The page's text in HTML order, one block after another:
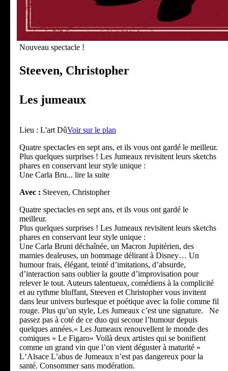
Nouveau spectacle !
Steeven, Christopher
Les jumeaux
Lieu : L'art DûVoir sur le plan
Quatre spectacles en sept ans, et ils vous ont gardé le meilleur.
Plus quelques surprises ! Les Jumeaux revisitent leurs sketchs
phares en conservant leur style unique :
Une Carla Bru... lire la suite
Avec : Steeven, Christopher
Quatre spectacles en sept ans, et ils vous ont gardé le
meilleur.
Plus quelques surprises ! Les Jumeaux revisitent leurs sketchs
phares en conservant leur style unique :
Une Carla Bruni déchaînée, un Macron Jupitérien, des
mamies dealeuses, un hommage délirant à Disney… Un
humour frais, élégant, teinté d’imitations, d’absurde,
d’interaction sans oublier la goutte d’improvisation pour
relever le tout. Auteurs talentueux, comédiens à la complicité
et au rythme bluffant, Steeven et Christopher vous invitent
dans leur univers burlesque et poétique avec la folie comme fil
rouge. Plus qu’un style, Les Jumeaux c’est une signature. Ne
passez pas à coté de ce duo qui secoue l’humour depuis
quelques années.« Les Jumeaux renouvellent le monde des
comiques » Le Figaro« Voilà deux artistes qui se bonifient
comme un grand vin que l’on vient déguster à maturité »
L‘Alsace L’abus de Jumeaux n’est pas dangereux pour la
santé. Consommer sans modération.